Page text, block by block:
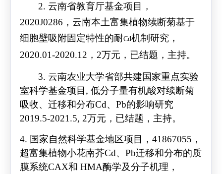
2. 云南省教育厅基金项目 ，
2020J0286 ， 云南本土富集植物续断菊基于
细胞壁吸附固定特性的耐Cd机制研究，
2020.01-2020.12 ， 2万元，已结题，主持。
3. 云南农业大学省部共建国家重点实验
室科学基金项目, 低分子量有机酸对续断菊
吸收、迁移和分布Cd、 Pb的影响研究
2019.5-2021.5, 2万元，已结题，主持。
4. 国家自然科学基金地区项目， 41867055 ，
超富集植物小花南芥Cd、 Pb迁移和分布的质
膜系统CAX和 HMA酶学及分子机理，